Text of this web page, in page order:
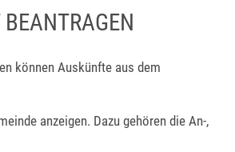
können Auskünfte aus dem
anzeigen. Dazu gehören die An-,